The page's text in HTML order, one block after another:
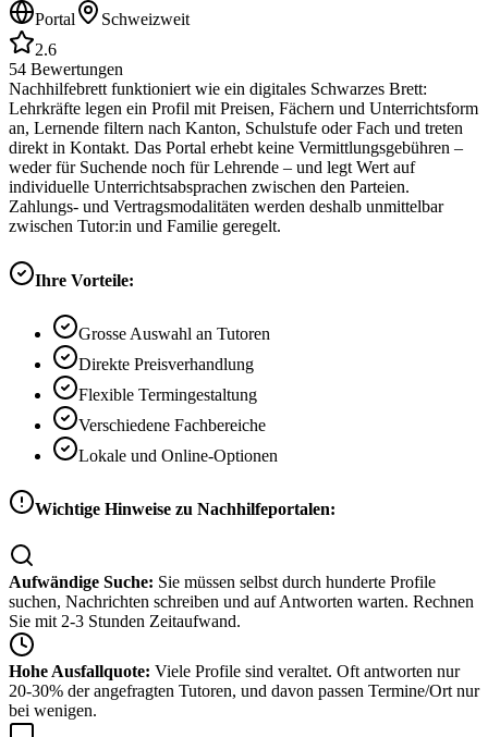
Portal
Schweizweit
2.6
54 Bewertungen
Nachhilfebrett funktioniert wie ein digitales Schwarzes Brett:
Lehrkräfte legen ein Profil mit Preisen, Fächern und Unterrichtsform
an, Lernende filtern nach Kanton, Schulstufe oder Fach und treten
direkt in Kontakt. Das Portal erhebt keine Vermittlungsgebühren –
weder für Suchende noch für Lehrende – und legt Wert auf
individuelle Unterrichtsabsprachen zwischen den Parteien.
Zahlungs- und Vertragsmodalitäten werden deshalb unmittelbar
zwischen Tutor:in und Familie geregelt.
Ihre Vorteile:
Grosse Auswahl an Tutoren
Direkte Preisverhandlung
Flexible Termingestaltung
Verschiedene Fachbereiche
Lokale und Online-Optionen
Wichtige Hinweise zu Nachhilfeportalen:
Aufwändige Suche: Sie müssen selbst durch hunderte Profile
suchen, Nachrichten schreiben und auf Antworten warten. Rechnen
Sie mit 2-3 Stunden Zeitaufwand.
Hohe Ausfallquote: Viele Profile sind veraltet. Oft antworten nur
20-30% der angefragten Tutoren, und davon passen Termine/Ort nur
bei wenigen.